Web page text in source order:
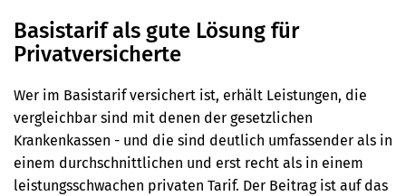
Basistarif als gute Lösung für
Privatversicherte
Wer im Basistarif versichert ist, erhält Leistungen, die
vergleichbar sind mit denen der gesetzlichen
Krankenkassen - und die sind deutlich umfassender als in
einem durchschnittlichen und erst recht als in einem
leistungsschwachen privaten Tarif. Der Beitrag ist auf das